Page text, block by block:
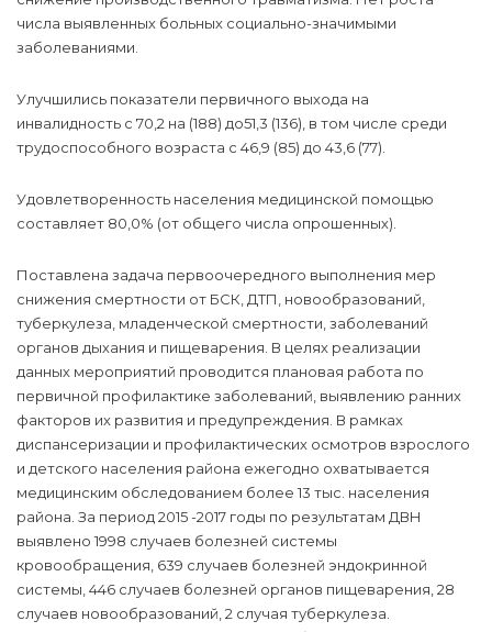
числа выявленных больных социально-значимыми
заболеваниями.
Улучшились показатели первичного выхода на
инвалидность с 70,2 на (188) до51,3 (136), в том числе среди
трудоспособного возраста с 46,9 (85) до 43,6 (77).
Удовлетворенность населения медицинской помощью
составляет 80,0% (от общего числа опрошенных).
Поставлена задача первоочередного выполнения мер
снижения смертности от БСК, ДТП, новообразований,
туберкулеза, младенческой смертности, заболеваний
органов дыхания и пищеварения. В целях реализации
данных мероприятий проводится плановая работа по
первичной профилактике заболеваний, выявлению ранних
факторов их развития и предупреждения. В рамках
диспансеризации и профилактических осмотров взрослого
и детского населения района ежегодно охватывается
медицинским обследованием более 13 тыс. населения
района. За период 2015 -2017 годы по результатам ДВН
выявлено 1998 случаев болезней системы
кровообращения, 639 случаев болезней эндокринной
системы, 446 случаев болезней органов пищеварения, 28
случаев новообразований, 2 случая туберкулеза.